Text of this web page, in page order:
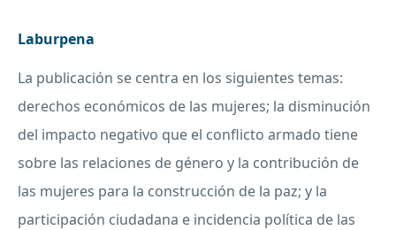
Laburpena
La publicación se centra en los siguientes temas:
derechos económicos de las mujeres; la disminución
del impacto negativo que el conflicto armado tiene
sobre las relaciones de género y la contribución de
las mujeres para la construcción de la paz; y la
participación ciudadana e incidencia política de las